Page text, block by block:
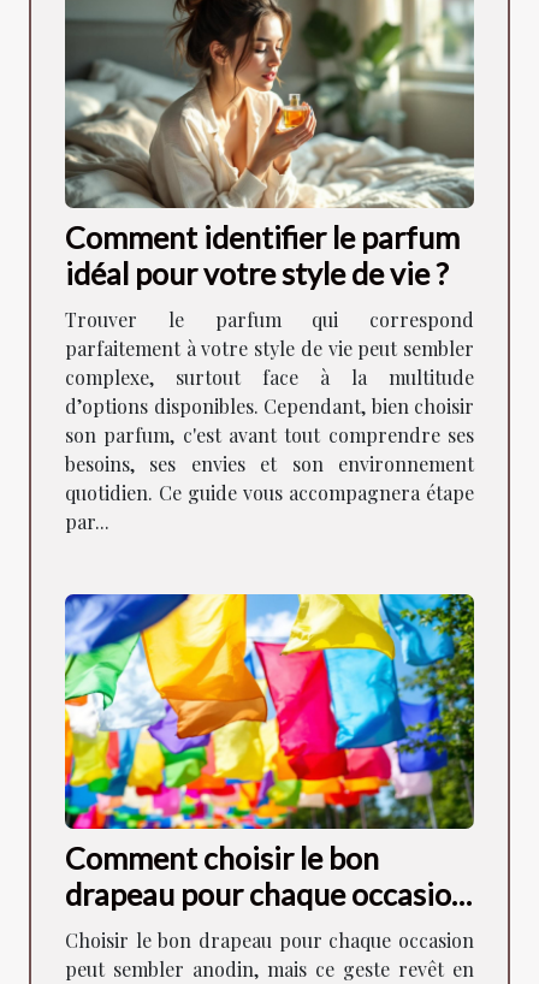
Comment identifier le parfum
idéal pour votre style de vie ?
Trouver le parfum qui correspond
parfaitement à votre style de vie peut sembler
complexe, surtout face à la multitude
d’options disponibles. Cependant, bien choisir
son parfum, c'est avant tout comprendre ses
besoins, ses envies et son environnement
quotidien. Ce guide vous accompagnera étape
par...
Comment choisir le bon
drapeau pour chaque occasion
?
Choisir le bon drapeau pour chaque occasion
peut sembler anodin, mais ce geste revêt en